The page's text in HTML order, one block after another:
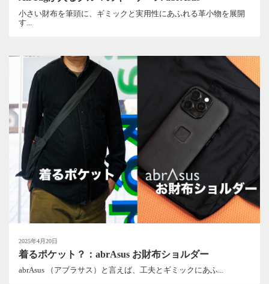
小さい財布を筆頭に、ギミックと実用性にあふれる革小物を展開
す...
2025年4月20日
着るポケット？：abrAsus お財布ショルダー
abrAsus （アブラサス）と言えば、工夫とギミックにあふ...